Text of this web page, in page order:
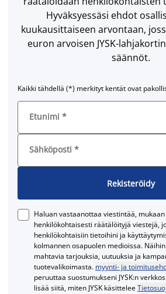
Hyväksyessäsi ehdot
kuukausittaiseen arvontaan,
euron arvoisen JYSK-
säännöt.
Kaikki tähdellä (*) merkityt kentät ovat
Etunimi *
Sähköposti *
Rekisteröidy
Haluan vastaanottaa viestintää,
henkilökohtaisesti räätälöityjä viestejä,
henkilökohtaisiin tietoihini ja
kolmannen osapuolen medioissa.
mahtavia tarjouksia, uutuuksia ja
tuotevalikoimasta. myynti- ja
peruuttaa suostumukseni JYSK:n
lisää siitä, miten JYSK käsittelee